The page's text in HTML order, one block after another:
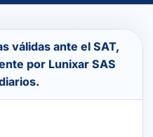
válidas ante el SAT,
por Lunixar SAS